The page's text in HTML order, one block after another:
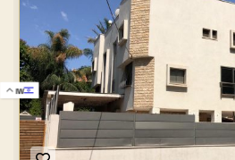
IW